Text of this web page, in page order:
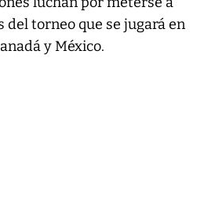
del torneo que se jugará en
y México.